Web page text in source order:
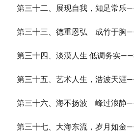
第三十二、展现自我，知足常乐
第三十三、德重恩弘 成竹于胸
第三十四、淡漠人生 低调务实
第三十五、艺术人生，浩波天涯
第三十六、海不扬波 峰过浪静
第三十七、大海东流，岁月如金